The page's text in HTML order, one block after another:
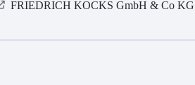
FRIEDRICH KOCKS GmbH & Co KG